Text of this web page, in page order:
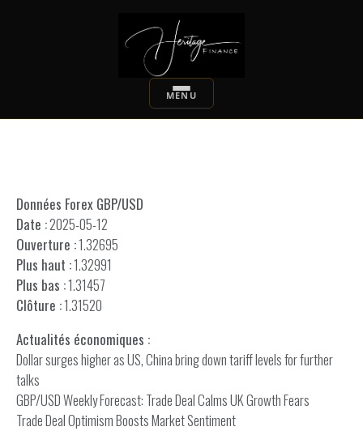
Données Forex GBP/USD
Date :2025-05-12
Ouverture :1.32695
Plus haut :1.32991
Plus bas :1.31457
Clôture :1.31520
Actualités économiques :
Dollar surges higher as US, China bring down tariff levels for further
talks
GBP/USD Weekly Forecast: Trade Deal Calms UK Growth Fears
Trade Deal Optimism Boosts Market Sentiment